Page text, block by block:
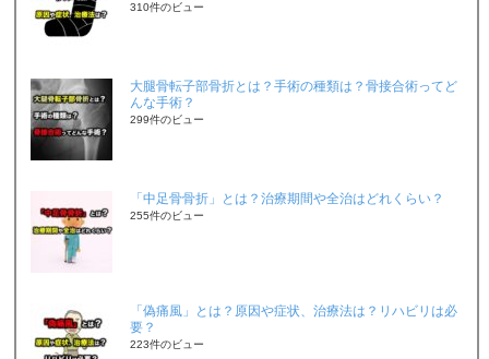
310件のビュー
大腿骨転子部骨折とは？手術の種類は？骨接合術ってど
んな手術？
299件のビュー
「中足骨骨折」とは？治療期間や全治はどれくらい？
255件のビュー
「偽痛風」とは？原因や症状、治療法は？リハビリは必
要？
223件のビュー